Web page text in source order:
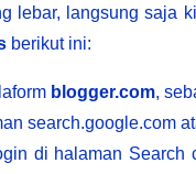
lebar, langsung saja
berikut ini:
blogger.com,
search.google.com
di halaman Search